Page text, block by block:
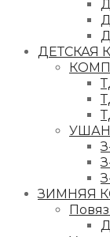
ДЕТСКАЯ
ЗИМНЯЯ